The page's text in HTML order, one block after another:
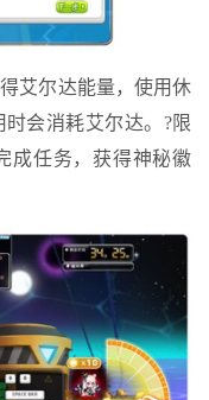
艾尔达能量，使用休
会消耗艾尔达。?限
成任务，获得神秘徽